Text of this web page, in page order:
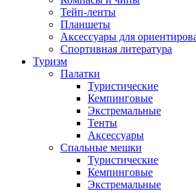
Тейп-ленты
Планшеты
Аксессуары для
Спортивная литература
Туризм
Палатки
Туристические
Кемпинговые
Экстремальные
Тенты
Аксессуары
Спальные мешки
Туристические
Кемпинговые
Экстремальные